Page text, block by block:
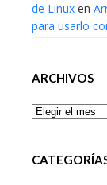
de Linux en
para usarlo
ARCHIVOS
Archivos